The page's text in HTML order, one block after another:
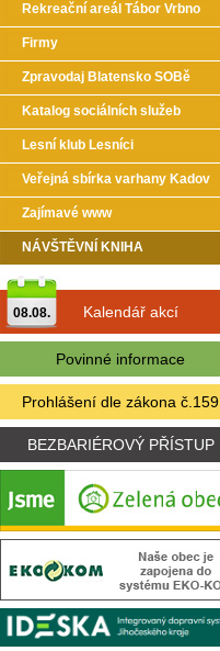
Rekreační areál Tábor Vrbno
Firmy
Zpravodaj Blatensko SOBě
Katalog sociálních služeb
Lesní klub Lesníci
Veřejná sbírka varhany Kadov
Zajímavé www
NÁVŠTĚVNÍ KNIHA
08.08. Kalendář akcí
Povinné informace
Prohlášení dle zákona č.159
BEZBARIÉROVÝ PŘÍSTUP